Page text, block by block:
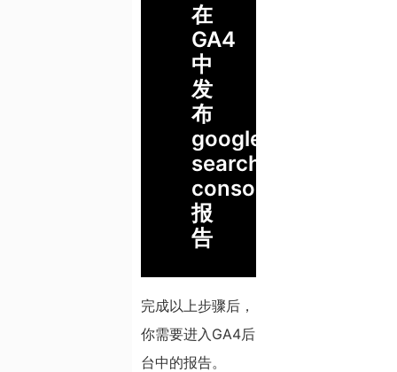
在
GA4
中
发
布
google
search
console
报
告
完成以上步骤后，
你需要进入GA4后
台中的报告。